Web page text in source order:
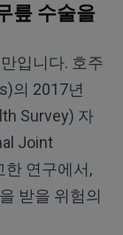
릎 수술을
입니다. 호주
의 2017년
Survey) 자
Joint
한 연구에서,
받을 위험의